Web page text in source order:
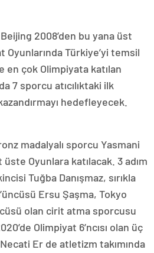
2008’den bu yana üst
Oyunlarında Türkiye’yi temsil
en çok Olimpiyata katılan
7 sporcu atıcılıktaki ilk
hedefleyecek.
madalyalı sporcu Yasmani
Oyunlara katılacak. 3 adım
Tuğba Danışmaz, sırıkla
Ersu Şaşma, Tokyo
olan cirit atma sporcusu
Olimpiyat 6’ncısı olan üç
Er de atletizm takımında